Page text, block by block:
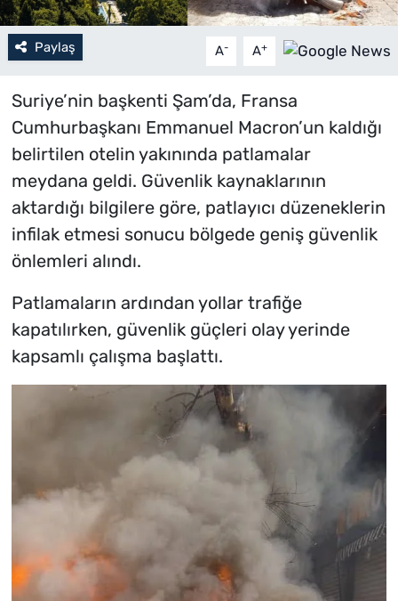
Paylaş A- A+
Suriye’nin başkenti Şam’da, Fransa
Cumhurbaşkanı Emmanuel Macron’un kaldığı
belirtilen otelin yakınında patlamalar
meydana geldi. Güvenlik kaynaklarının
aktardığı bilgilere göre, patlayıcı düzeneklerin
infilak etmesi sonucu bölgede geniş güvenlik
önlemleri alındı.
Patlamaların ardından yollar trafiğe
kapatılırken, güvenlik güçleri olay yerinde
kapsamlı çalışma başlattı.